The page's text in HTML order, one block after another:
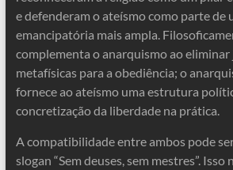
e defenderam o ateísmo como parte de
emancipatória mais ampla.
complementa o anarquismo ao
metafísicas para a obediência; o
fornece ao ateísmo uma estrutura
concretização da liberdade na prática.
A compatibilidade entre ambos pode
slogan “Sem deuses, sem mestres”.